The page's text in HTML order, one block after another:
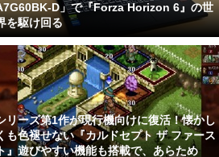
D」で『Forza Horizon 6』の世
を駆け回る
リーズ第1作が現行機向けに復活！懐かし
も色褪せない『カルドセプト ザ ファース
』遊びやすい機能も搭載で、あらため